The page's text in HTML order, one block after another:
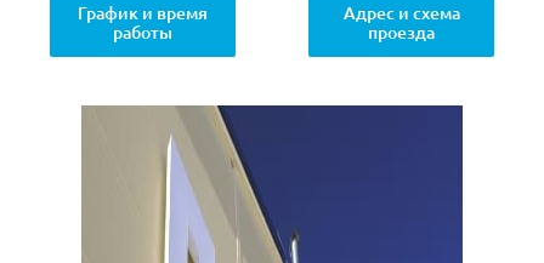
График и время
работы
Адрес и схема
проезда